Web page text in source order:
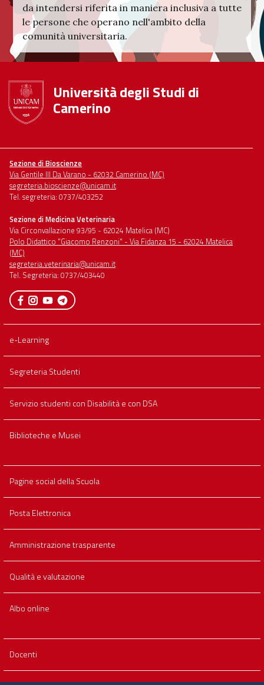
da intendersi riferita in maniera inclusiva a tutte
le persone che operano nell'ambito della
comunità universitaria.
Università degli Studi di
Camerino
Footer
menu
full
Sezione di Bioscienze
Via Gentile III Da Varano - 62032 Camerino (MC)
segreteria.bioscienze@unicam.it
Tel. segreteria: 0737/403252
Sezione di Medicina Veterinaria
Via Circonvallazione 93/95 - 62024 Matelica (MC)
Polo Didattico "Giacomo Renzoni" - Via Fidanza 15 - 62024 Matelica
(MC)
segreteria.veterinaria@unicam.it
Tel. Segreteria: 0737/403440
e-Learning
Segreteria Studenti
Servizio studenti con Disabilità e con DSA
Biblioteche e Musei
Pagine social della Scuola
Posta Elettronica
Amministrazione trasparente
Qualità e valutazione
Albo online
Docenti